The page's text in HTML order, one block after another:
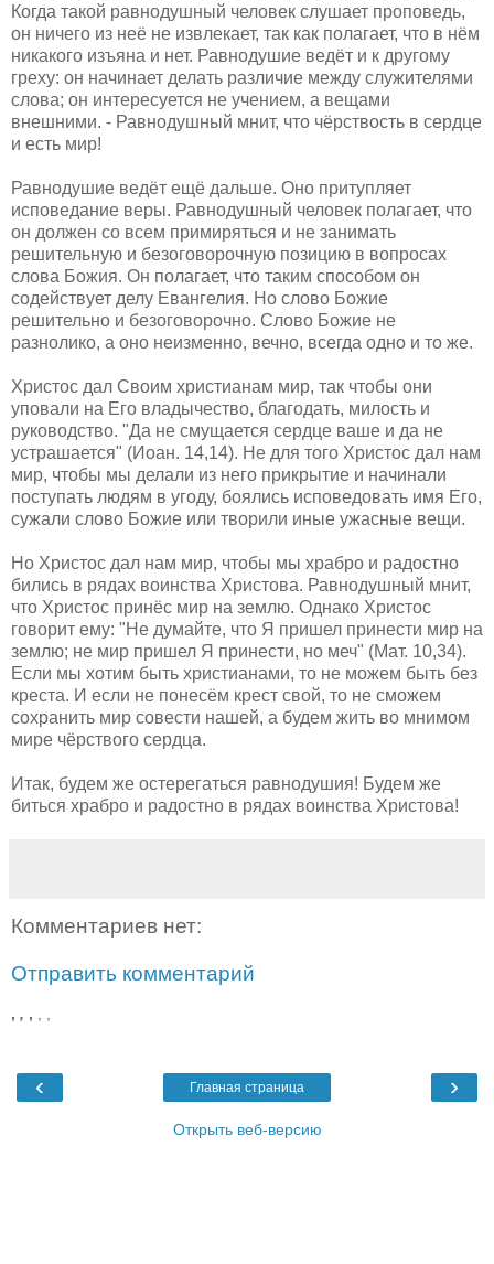
Когда такой равнодушный человек слушает проповедь,
он ничего из неё не извлекает, так как полагает, что в нём
никакого изъяна и нет. Равнодушие ведёт и к другому
греху: он начинает делать различие между служителями
слова; он интересуется не учением, а вещами
внешними. - Равнодушный мнит, что чёрствость в сердце
и есть мир!
Равнодушие ведёт ещё дальше. Оно притупляет
исповедание веры. Равнодушный человек полагает, что
он должен со всем примиряться и не занимать
решительную и безоговорочную позицию в вопросах
слова Божия. Он полагает, что таким способом он
содействует делу Евангелия. Но слово Божие
решительно и безоговорочно. Слово Божие не
разнолико, а оно неизменно, вечно, всегда одно и то же.
Христос дал Своим христианам мир, так чтобы они
уповали на Его владычество, благодать, милость и
руководство. "Да не смущается сердце ваше и да не
устрашается" (Иоан. 14,14). Не для того Христос дал нам
мир, чтобы мы делали из него прикрытие и начинали
поступать людям в угоду, боялись исповедовать имя Его,
сужали слово Божие или творили иные ужасные вещи.
Но Христос дал нам мир, чтобы мы храбро и радостно
бились в рядах воинства Христова. Равнодушный мнит,
что Христос принёс мир на землю. Однако Христос
говорит ему: "Не думайте, что Я пришел принести мир на
землю; не мир пришел Я принести, но меч" (Мат. 10,34).
Если мы хотим быть христианами, то не можем быть без
креста. И если не понесём крест свой, то не сможем
сохранить мир совести нашей, а будем жить во мнимом
мире чёрствого сердца.
Итак, будем же остерегаться равнодушия! Будем же
биться храбро и радостно в рядах воинства Христова!
Комментариев нет:
Отправить комментарий
, , ,
‹ ›
Главная страница
Открыть веб-версию